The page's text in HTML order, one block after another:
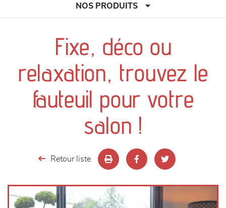
NOS PRODUITS
canapés et fauteuils
séjours
meubles de complément
décoration
Fixe, déco ou
relaxation, trouvez le
fauteuil pour votre
salon !
Retour liste